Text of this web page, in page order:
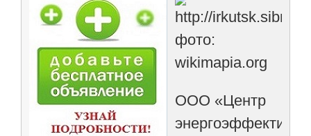
фото:
wikimapia.org
ООО «Центр